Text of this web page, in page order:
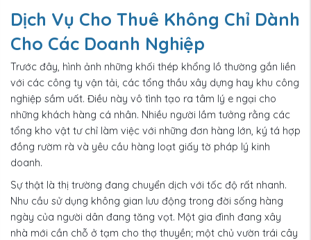
Dịch Vụ Cho Thuê Không Chỉ Dành
Cho Các Doanh Nghiệp
Trước đây, hình ảnh những khối thép khổng lồ thường gắn liền
với các công ty vận tải, các tổng thầu xây dựng hay khu công
nghiệp sầm uất. Điều này vô tình tạo ra tâm lý e ngại cho
những khách hàng cá nhân. Nhiều người lầm tưởng rằng các
tổng kho vật tư chỉ làm việc với những đơn hàng lớn, ký tá hợp
đồng rườm rà và yêu cầu hàng loạt giấy tờ pháp lý kinh
doanh.
Sự thật là thị trường đang chuyển dịch với tốc độ rất nhanh.
Nhu cầu sử dụng không gian lưu động trong đời sống hàng
ngày của người dân đang tăng vọt. Một gia đình đang xây
nhà mới cần chỗ ở tạm cho thợ thuyền; một chủ vườn trái cây